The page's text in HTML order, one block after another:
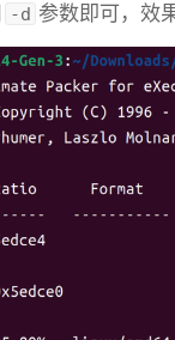
-d 参数即可，效